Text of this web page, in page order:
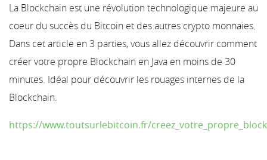
La Blockchain est une révolution technologique majeure au
coeur du succès du Bitcoin et des autres crypto monnaies.
Dans cet article en 3 parties, vous allez découvrir comment
créer votre propre Blockchain en Java en moins de 30
minutes. Idéal pour découvrir les rouages internes de la
Blockchain.
https://www.toutsurlebitcoin.fr/